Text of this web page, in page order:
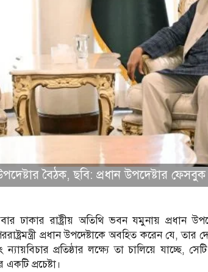
উপদেষ্টার বৈঠক, ছবি: প্রধান উপদেষ্টার
বুধবার ঢাকার রাষ্ট্রীয় অতিথি ভবন যমুনায় প্রধান
প্রধান উপদেষ্টাকে অবহিত করেন যে, তার
প্রতিষ্ঠার লক্ষ্যে তা চালিয়ে যাচ্ছে,
প্রচেষ্টা।